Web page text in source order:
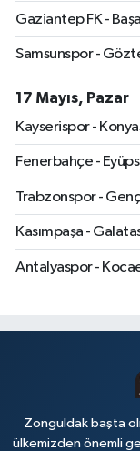
Gaziantep FK -
Samsunspor -
17 Mayıs, Pazar
Kayserispor -
Fenerbahçe -
Trabzonspor -
Kasımpaşa -
Antalyaspor -
Zonguldak başta
ülkemizden önemli